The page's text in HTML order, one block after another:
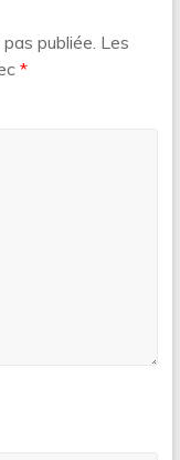
publiée. Les
*